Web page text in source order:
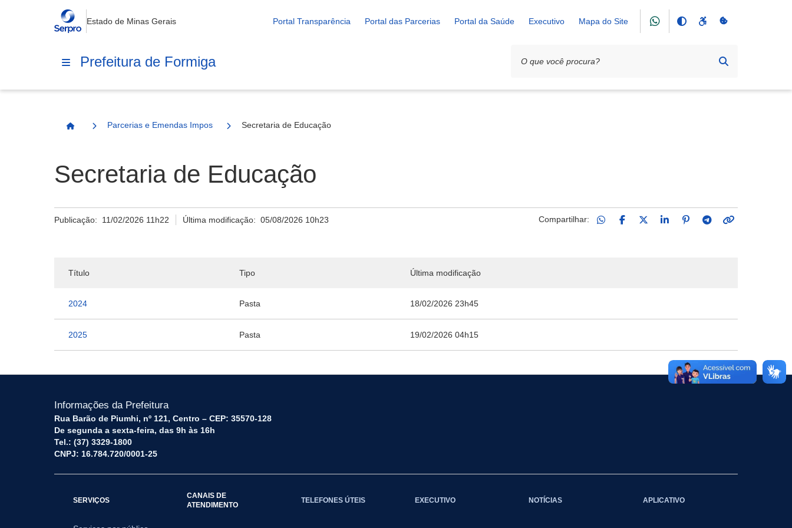
Estado de Minas Gerais Portal Transparência Portal das Parcerias Portal da Saúde Executivo Mapa do Site
Prefeitura de Formiga
Página Inicial
Parcerias e Emendas Impositivas MunicipaisSecretaria de Educação
Secretaria de Educação
Publicação: 11/02/2026 11h22 Última modificação:05/08/2026 10h23 Compartilhar:
Título Tipo Última modificação
2024 Pasta 18/02/2026 23h45
2025 Pasta 19/02/2026 04h15
Informações da Prefeitura
Rua Barão de Piumhi, nº 121, Centro – CEP: 35570-128
De segunda a sexta-feira, das 9h às 16h
Tel.: (37) 3329-1800
CNPJ: 16.784.720/0001-25
SERVIÇOS
CANAIS DE
ATENDIMENTO
TELEFONES ÚTEIS EXECUTIVO NOTÍCIAS APLICATIVO